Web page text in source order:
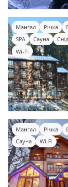
Мангал Річка
SPA
Сауна
Wi-Fi
Мангал Річка
Сауна
Wi-Fi